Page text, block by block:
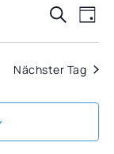
UND
Suche
Tag
Nächster Tag